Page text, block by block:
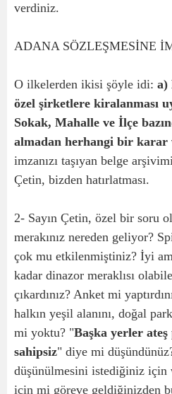
verdiniz.
ADANA SÖZLEŞMESİNE
O ilkelerden ikisi şöyle idi: a)
özel şirketlere kiralanması
Sokak, Mahalle ve İlçe
almadan herhangi bir karar
imzanızı taşıyan belge
Çetin, bizden hatırlatması.
2- Sayın Çetin, özel bir soru
merakınız nereden geliyor?
çok mu etkilenmiştiniz? İyi
kadar dinazor meraklısı
çıkardınız? Anket mi
halkın yeşil alanını, doğal
mi yoktu? "Başka yerler ateş
sahipsiz" diye mi
düşünülmesini istediğiniz için
için mi göreve geldiğinizden